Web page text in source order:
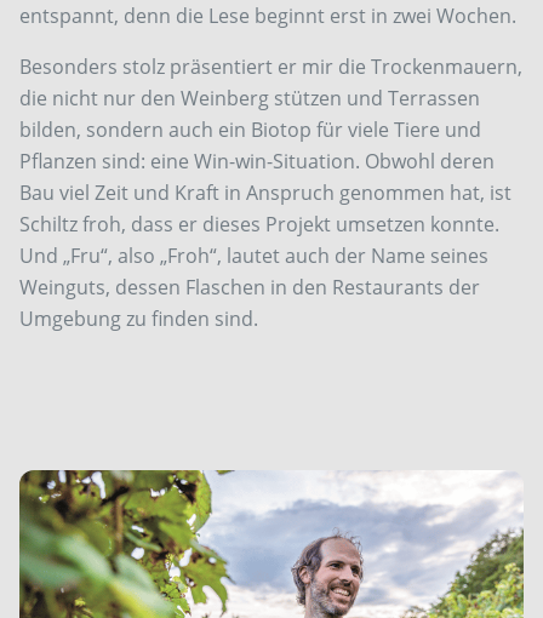
entspannt, denn die Lese beginnt erst in zwei Wochen.
Besonders stolz präsentiert er mir die Trockenmauern,
die nicht nur den Weinberg stützen und Terrassen
bilden, sondern auch ein Biotop für viele Tiere und
Pflanzen sind: eine Win-win-Situation. Obwohl deren
Bau viel Zeit und Kraft in Anspruch genommen hat, ist
Schiltz froh, dass er dieses Projekt umsetzen konnte.
Und „Fru“, also „Froh“, lautet auch der Name seines
Weinguts, dessen Flaschen in den Restaurants der
Umgebung zu finden sind.